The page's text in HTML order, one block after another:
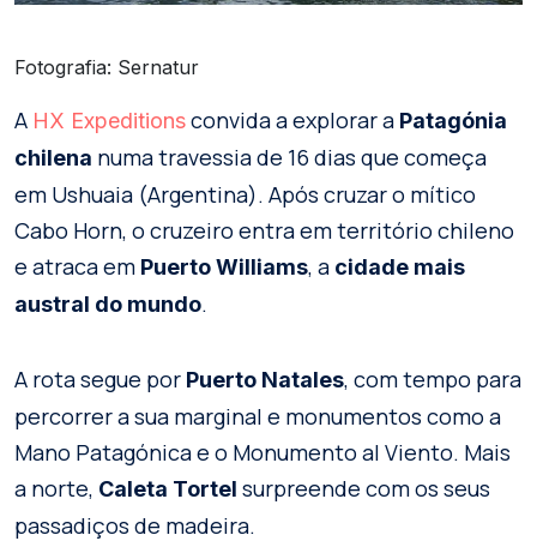
Fotografia: Sernatur
A HX Expeditionsconvida a explorar a Patagónia
chilena numa travessia de 16 dias que começa
em Ushuaia (Argentina). Após cruzar o mítico
Cabo Horn, o cruzeiro entra em território chileno
e atraca em Puerto Williams, a cidade mais
austral do mundo.
A rota segue por Puerto Natales, com tempo para
percorrer a sua marginal e monumentos como a
Mano Patagónica e o Monumento al Viento. Mais
a norte, Caleta Tortel surpreende com os seus
passadiços de madeira.